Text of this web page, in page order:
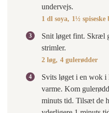
undervejs.
1 dl soya, 1½ spiseske
Snit løget fint. Skræl
strimler.
2 løg, 4 gulerødder
Svits løget i en wok
varme. Kom
minuts tid. Tilsæt de